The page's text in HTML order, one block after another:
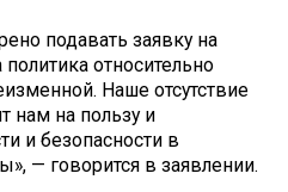
подавать заявку на
относительно
Наше отсутствие
нам на пользу и
и безопасности в
— говорится в заявлении.